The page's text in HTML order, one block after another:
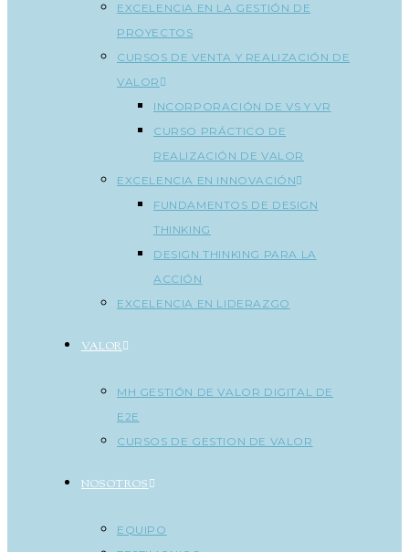
EXCELENCIA EN LA GESTIÓN DE
PROYECTOS
CURSOS DE VENTA Y REALIZACIÓN DE
VALOR
INCORPORACIÓN DE VS Y VR
CURSO PRÁCTICO DE
REALIZACIÓN DE VALOR
EXCELENCIA EN INNOVACIÓN
FUNDAMENTOS DE DESIGN
THINKING
DESIGN THINKING PARA LA
ACCIÓN
EXCELENCIA EN LIDERAZGO
VALOR
MH GESTIÓN DE VALOR DIGITAL DE
E2E
CURSOS DE GESTION DE VALOR
NOSOTROS
EQUIPO